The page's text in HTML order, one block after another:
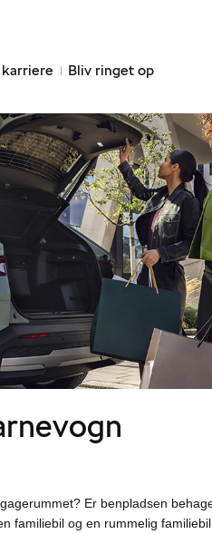
Bliv ringet op
Er benpladsen
familiebil og en rummelig